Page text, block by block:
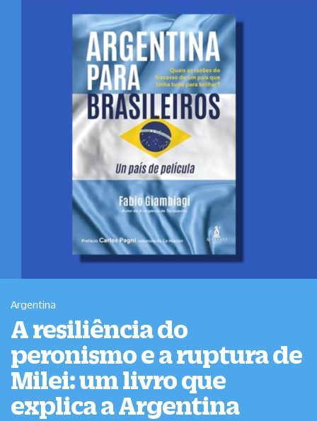
Argentina
A resiliência do
peronismo e a ruptura de
Milei: um livro que
explica a Argentina